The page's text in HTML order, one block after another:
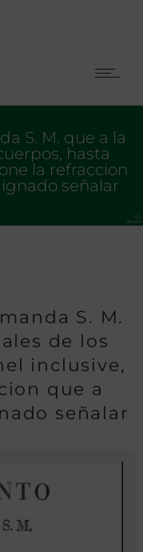
S. M. que a la
hasta
la refraccion
señalar
S. M.
de los
inclusive,
que a
señalar